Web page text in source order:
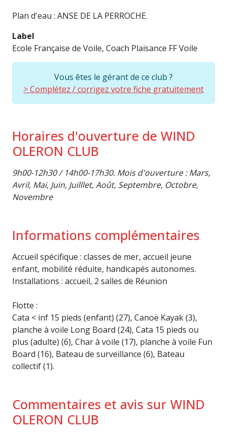
Plan d'eau : ANSE DE LA PERROCHE.
Label
Ecole Française de Voile, Coach Plaisance FF Voile
Vous êtes le gérant de ce club ?
> Complétez / corrigez votre fiche gratuitement
Horaires d'ouverture de WIND
OLERON CLUB
9h00-12h30 / 14h00-17h30. Mois d'ouverture : Mars,
Avril, Mai, Juin, Juilllet, Août, Septembre, Octobre,
Novembre
Informations complémentaires
Accueil spécifique : classes de mer, accueil jeune
enfant, mobilité réduite, handicapés autonomes.
Installations : accueil, 2 salles de Réunion
Flotte :
Cata < inf 15 pieds (enfant) (27), Canoë Kayak (3),
planche à voile Long Board (24), Cata 15 pieds ou
plus (adulte) (6), Char à voile (17), planche à voile Fun
Board (16), Bateau de surveillance (6), Bateau
collectif (1).
Commentaires et avis sur WIND
OLERON CLUB